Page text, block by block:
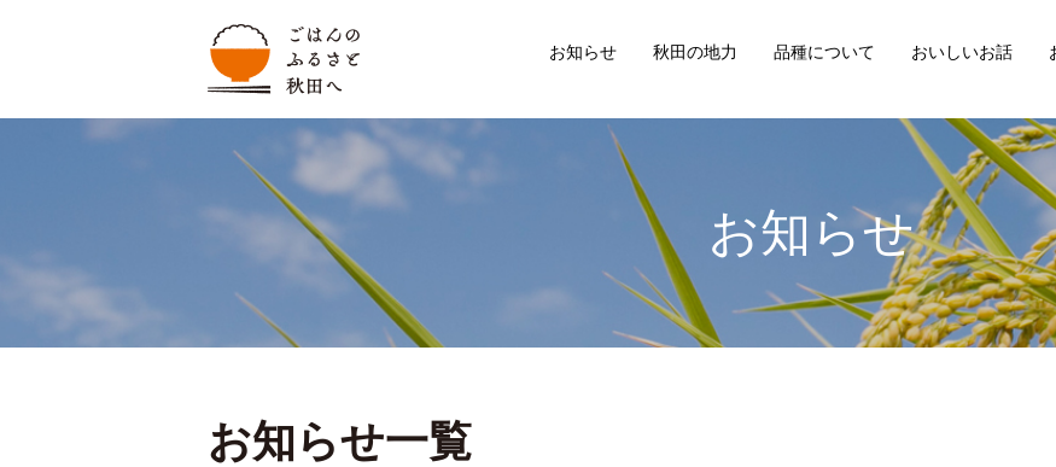
お知らせ 秋田の地力 品種について おいしいお話
お知らせ
お知らせ一覧